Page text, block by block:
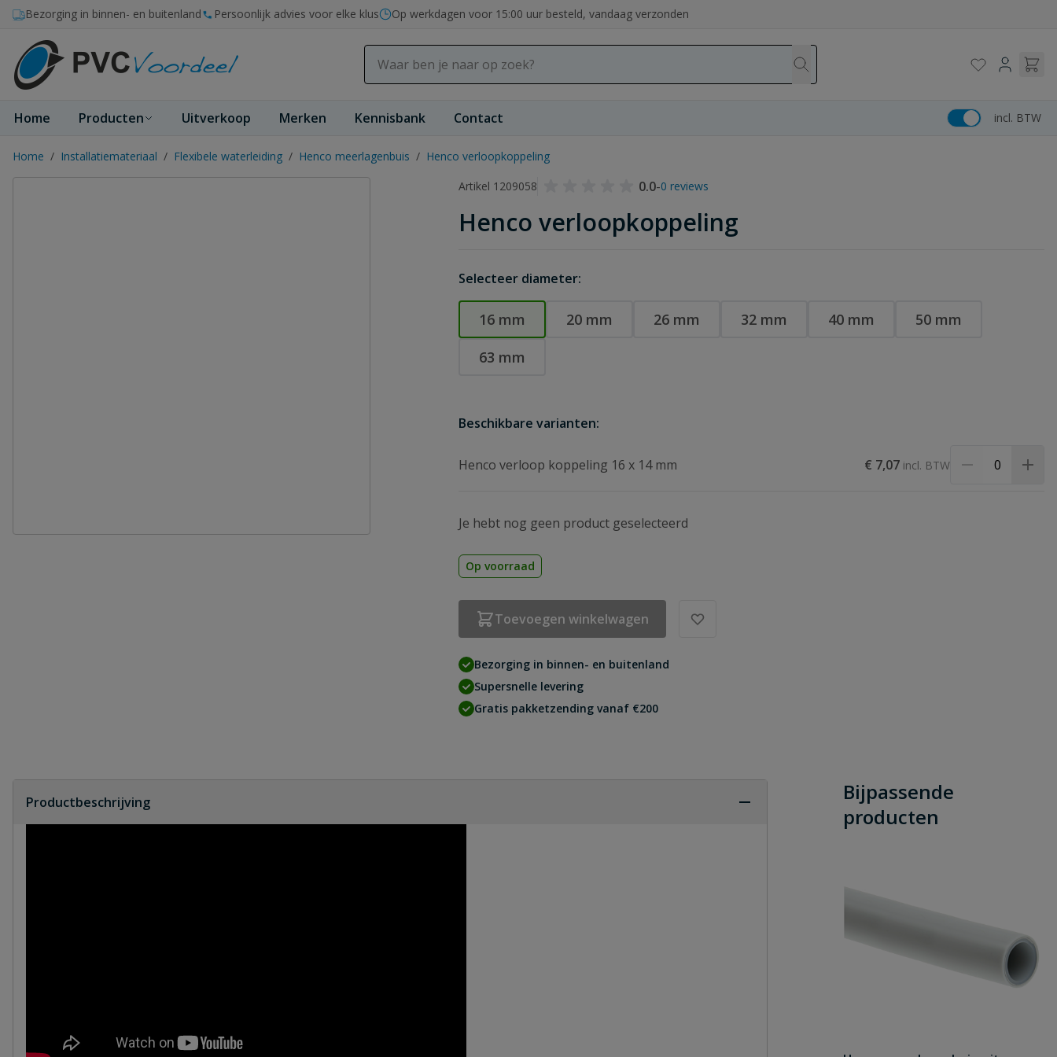
Ga naar de inhoud
Bezorging in binnen- en buitenland Persoonlijk advies voor elke klus Op werkdagen voor 15:00 uur besteld, vandaag verzonden
Home Producten Uitverkoop Merken Kennisbank Contact incl. BTW
Home / Installatiemateriaal / Flexibele waterleiding / Henco meerlagenbuis / Henco verloopkoppeling
Artikel 1209058
0.0-0 reviews
Henco verloopkoppeling
Selecteer diameter:
16 mm 20 mm 26 mm 32 mm 40 mm
50 mm
63 mm
Beschikbare varianten:
Henco verloop koppeling 16 x 14 mm € 7,07
Je hebt nog geen product geselecteerd
Op voorraad
Toevoegen winkelwagen
Bezorging in binnen- en buitenland
Supersnelle levering
Gratis pakketzending vanaf €200
Productbeschrijving
Bijpassende
producten